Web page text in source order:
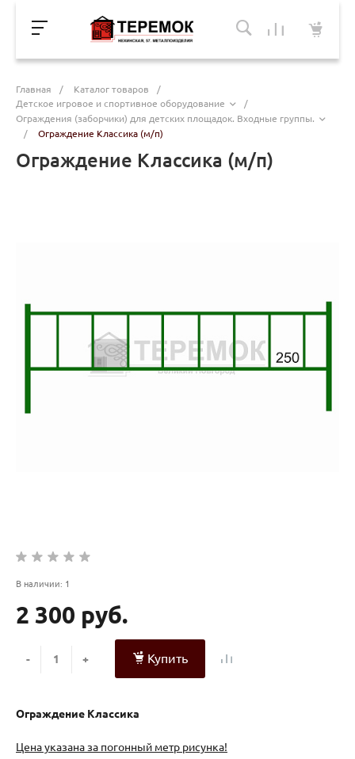
Главная / Каталог товаров
/
Детское игровое и спортивное оборудование
/
Ограждения (заборчики) для детских площадок. Входные группы.
/
Ограждение Классика (м/п)
Ограждение Классика (м/п)
В наличии: 1
2 300 руб.
- + Купить
Ограждение Классика
Цена указана за погонный метр рисунка!